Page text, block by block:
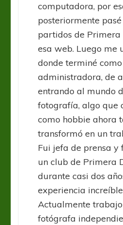
computadora, por
posteriormente
partidos de
esa web. Luego me
donde terminé como
administradora, de
entrando al mundo
fotografía, algo que
como hobbie ahora
transformó en un
Fui jefa de prensa y
un club de Primera
durante casi dos
experiencia
Actualmente
fotógrafa